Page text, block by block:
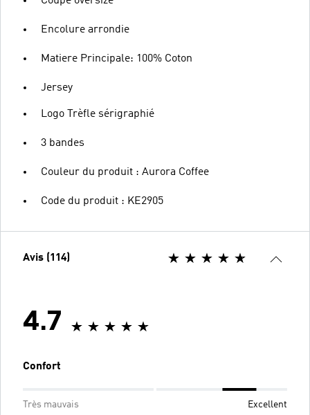
Encolure arrondie
Matiere Principale: 100% Coton
Jersey
Logo Trèfle sérigraphié
3 bandes
Couleur du produit : Aurora Coffee
Code du produit : KE2905
Avis (114)
4.7
Confort
Très mauvais Excellent